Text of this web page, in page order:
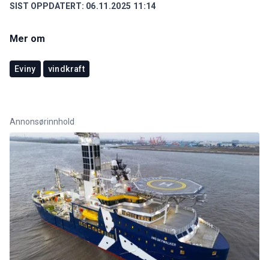
SIST OPPDATERT: 06.11.2025 11:14
Mer om
Eviny vindkraft
Annonsørinnhold